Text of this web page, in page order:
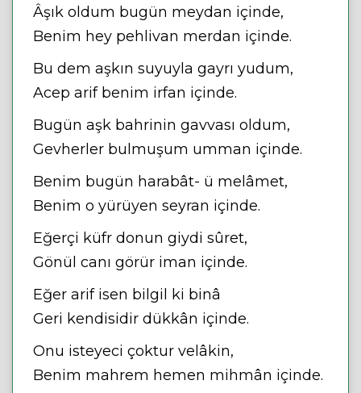
Âşık oldum bugün meydan içinde,
Benim hey pehlivan merdan içinde.
Bu dem aşkın suyuyla gayrı yudum,
Acep arif benim irfan içinde.
Bugün aşk bahrinin gavvası oldum,
Gevherler bulmuşum umman içinde.
Benim bugün harabât- ü melâmet,
Benim o yürüyen seyran içinde.
Eğerçi küfr donun giydi sûret,
Gönül canı görür iman içinde.
Eğer arif isen bilgil ki binâ
Geri kendisidir dükkân içinde.
Onu isteyeci çoktur velâkin,
Benim mahrem hemen mihmân içinde.